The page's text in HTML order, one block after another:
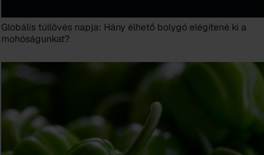
Globális túllövés napja: Hány élhető bolygó elégítené ki a
mohóságunkat?